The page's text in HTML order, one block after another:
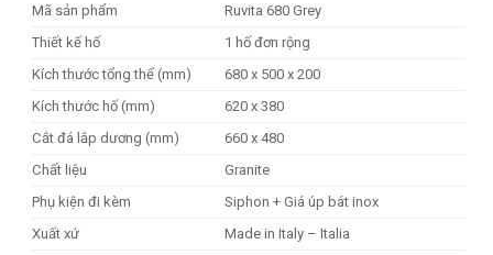
Mã sản phẩm
Ruvita 680 Grey
Thiết kế hố
1 hố đơn rộng
Kích thước tổng thể (mm)
680 x 500 x 200
Kích thước hố (mm)
620 x 380
Cắt đá lắp dương (mm)
660 x 480
Chất liệu
Granite
Phụ kiện đi kèm
Siphon + Giá úp bát inox
Xuất xứ
Made in Italy – Italia